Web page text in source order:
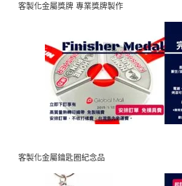
客製化金屬獎牌 專業獎牌製作
客製化金屬鑰匙圈紀念品